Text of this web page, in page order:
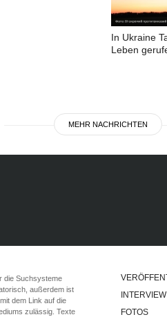
In Ukraine
Leben
MEHR NACHRICHTEN
INTERVIEW
FOTOS
die Suchsysteme
außerdem ist
dem Link auf die
zulässig. Texte